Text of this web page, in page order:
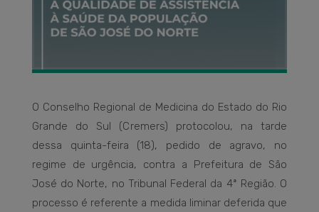
O Conselho Regional de Medicina do Estado do Rio
Grande do Sul (Cremers) protocolou, na tarde
dessa quinta-feira (18), pedido de agravo, no
regime de urgência, contra a Prefeitura de São
José do Norte, no Tribunal Federal da 4ª Região. O
processo é referente a medida liminar deferida que